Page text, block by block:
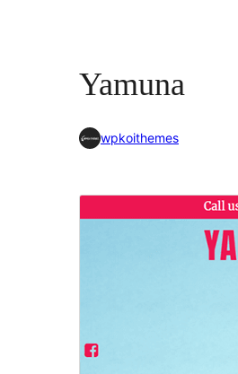
Yamuna
wpkoithemes